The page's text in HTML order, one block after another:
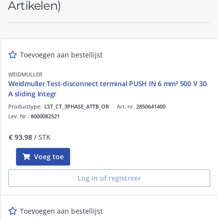
Artikelen)
Toevoegen aan bestellijst
WEIDMULLER
Weidmuller Test-disconnect terminal PUSH IN 6 mm² 500 V 30
A sliding Integr
Art. nr. 2850641400
Producttype: LST_CT_3PHASE_ATTB_OR
Lev. Nr.: 8000082521
€ 93,98 / STK
Voeg toe
Log in of registreer
Toevoegen aan bestellijst